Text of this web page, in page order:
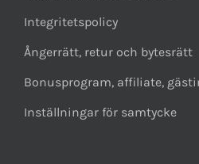
Integritetspolicy
Ångerrätt, retur och bytesrätt
Bonusprogram, affiliate,
Inställningar för samtycke